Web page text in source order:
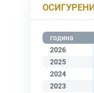
година
2026
2025
2024
2023